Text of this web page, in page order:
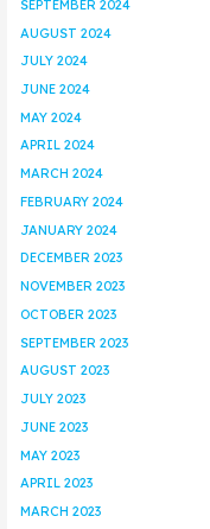
SEPTEMBER 2024
AUGUST 2024
JULY 2024
JUNE 2024
MAY 2024
APRIL 2024
MARCH 2024
FEBRUARY 2024
JANUARY 2024
DECEMBER 2023
NOVEMBER 2023
OCTOBER 2023
SEPTEMBER 2023
AUGUST 2023
JULY 2023
JUNE 2023
MAY 2023
APRIL 2023
MARCH 2023